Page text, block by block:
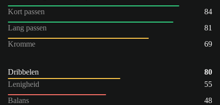
Kort passen
84
Lang passen
81
Kromme
69
Dribbelen
80
Lenigheid
55
Balans
48